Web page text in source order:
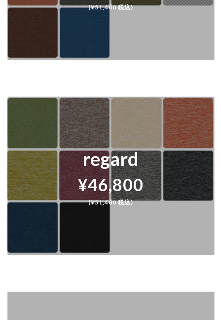
(¥51,480 税込)
regard
¥46,800
(¥51,480 税込)